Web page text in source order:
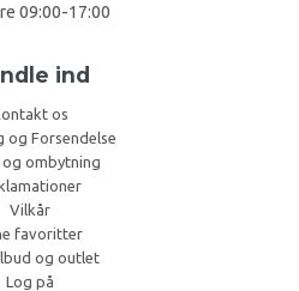
09:00-17:00
ind
os
og Forsendelse
og ombytning
Vilkår
favoritter
og outlet
Log på